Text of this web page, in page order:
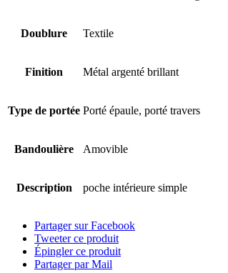
Doublure Textile
Finition Métal argenté brillant
Type de portée Porté épaule, porté travers
Bandoulière Amovible
Description poche intérieure simple
Partager sur Facebook
Tweeter ce produit
Épingler ce produit
Partager par Mail